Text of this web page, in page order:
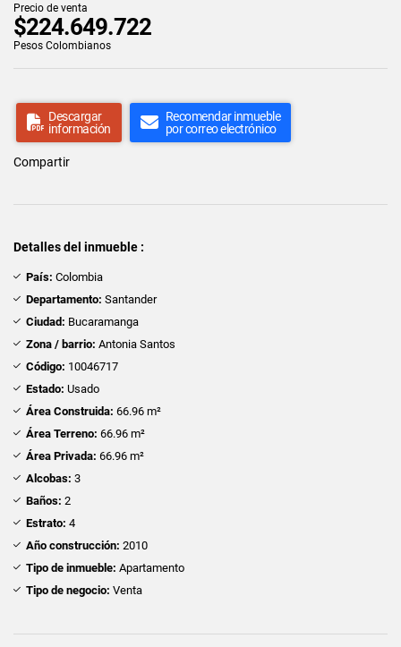
Precio de venta
$224.649.722
Pesos Colombianos
Descargar
información
Recomendar inmueble
por correo electrónico
Compartir
Detalles del inmueble :
País: Colombia
Departamento: Santander
Ciudad: Bucaramanga
Zona / barrio: Antonia Santos
Código: 10046717
Estado: Usado
Área Construida: 66.96 m²
Área Terreno: 66.96 m²
Área Privada: 66.96 m²
Alcobas: 3
Baños: 2
Estrato: 4
Año construcción: 2010
Tipo de inmueble: Apartamento
Tipo de negocio: Venta